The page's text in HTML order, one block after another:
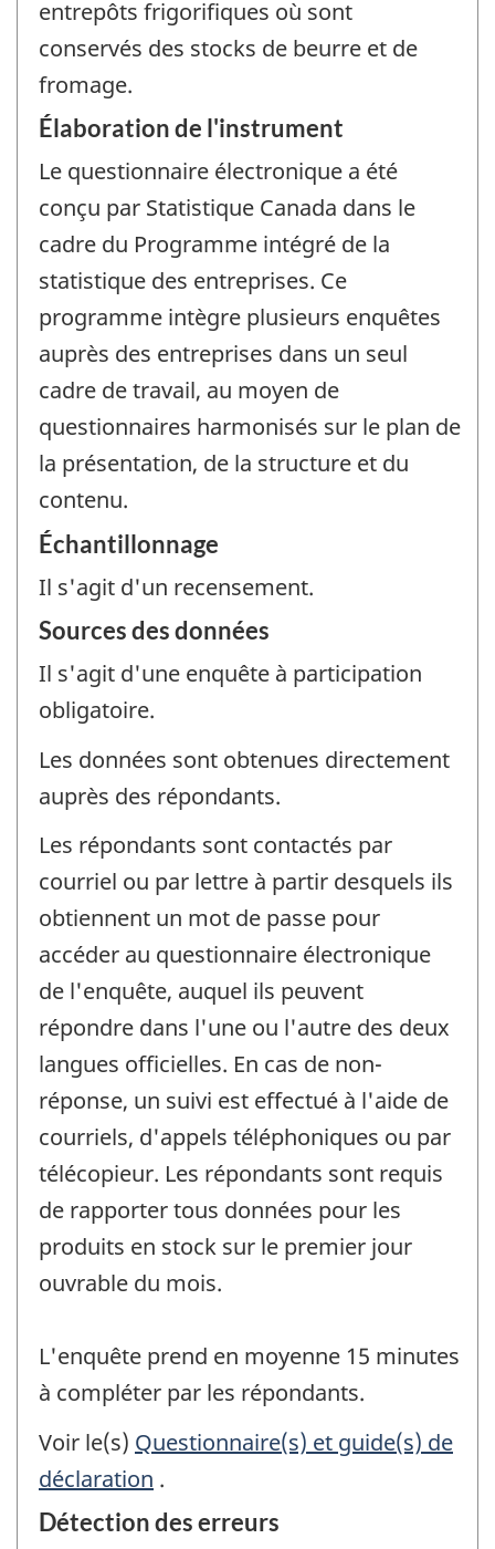
entrepôts frigorifiques où sont
conservés des stocks de beurre et de
fromage.
Élaboration de l'instrument
Le questionnaire électronique a été
conçu par Statistique Canada dans le
cadre du Programme intégré de la
statistique des entreprises. Ce
programme intègre plusieurs enquêtes
auprès des entreprises dans un seul
cadre de travail, au moyen de
questionnaires harmonisés sur le plan de
la présentation, de la structure et du
contenu.
Échantillonnage
Il s'agit d'un recensement.
Sources des données
Il s'agit d'une enquête à participation
obligatoire.
Les données sont obtenues directement
auprès des répondants.
Les répondants sont contactés par
courriel ou par lettre à partir desquels ils
obtiennent un mot de passe pour
accéder au questionnaire électronique
de l'enquête, auquel ils peuvent
répondre dans l'une ou l'autre des deux
langues officielles. En cas de non-
réponse, un suivi est effectué à l'aide de
courriels, d'appels téléphoniques ou par
télécopieur. Les répondants sont requis
de rapporter tous données pour les
produits en stock sur le premier jour
ouvrable du mois.
L'enquête prend en moyenne 15 minutes
à compléter par les répondants.
Voir le(s) Questionnaire(s) et guide(s) de
déclaration .
Détection des erreurs